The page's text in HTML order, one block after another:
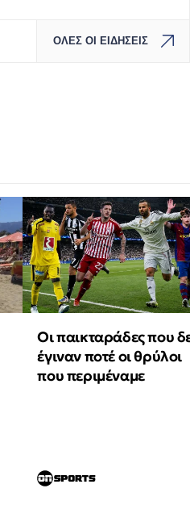
ΟΛΕΣ ΟΙ ΕΙΔΗΣΕΙΣ
Οι παικταράδες που
έγιναν ποτέ οι θρύλοι
που περιμέναμε